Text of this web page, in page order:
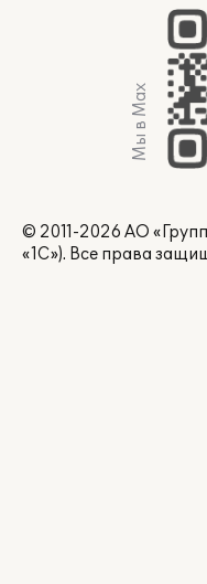
Мы в Max
© 2011-2026 АО
«1С»). Все права